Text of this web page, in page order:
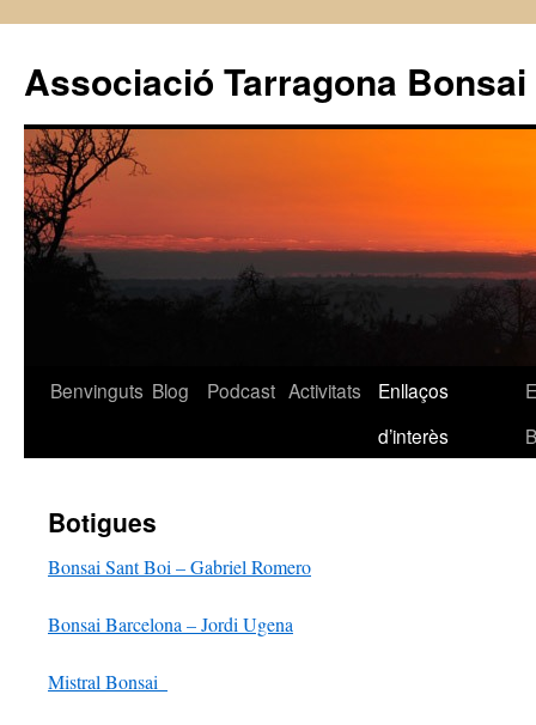
contingut
Associació Tarragona Bonsai
Benvinguts Blog Podcast Activitats
Enllaços
d’interès
Botigues
Bonsai Sant Boi – Gabriel Romero
Bonsai Barcelona – Jordi Ugena
Mistral Bonsai